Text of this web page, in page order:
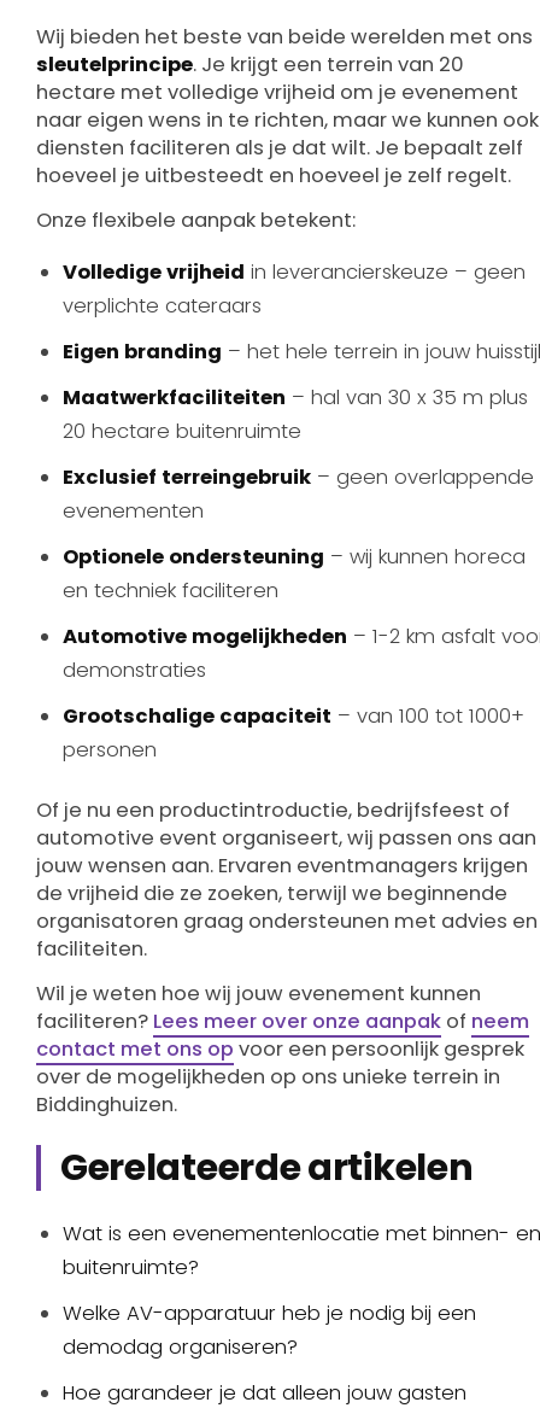
Wij bieden het beste van beide werelden met ons
sleutelprincipe. Je krijgt een terrein van 20
hectare met volledige vrijheid om je evenement
naar eigen wens in te richten, maar we kunnen ook
diensten faciliteren als je dat wilt. Je bepaalt zelf
hoeveel je uitbesteedt en hoeveel je zelf regelt.
Onze flexibele aanpak betekent:
Volledige vrijheid in leverancierskeuze – geen
verplichte cateraars
Eigen branding – het hele terrein in jouw huisstijl
Maatwerkfaciliteiten – hal van 30 x 35 m plus
20 hectare buitenruimte
Exclusief terreingebruik – geen overlappende
evenementen
Optionele ondersteuning – wij kunnen horeca
en techniek faciliteren
Automotive mogelijkheden – 1-2 km asfalt
demonstraties
Grootschalige capaciteit – van 100 tot 1000+
personen
Of je nu een productintroductie, bedrijfsfeest of
automotive event organiseert, wij passen ons aan
jouw wensen aan. Ervaren eventmanagers krijgen
de vrijheid die ze zoeken, terwijl we beginnende
organisatoren graag ondersteunen met advies en
faciliteiten.
Wil je weten hoe wij jouw evenement kunnen
faciliteren? Lees meer over onze aanpak of neem
contact met ons op voor een persoonlijk gesprek
over de mogelijkheden op ons unieke terrein in
Biddinghuizen.
Gerelateerde artikelen
Wat is een evenementenlocatie met binnen- en
buitenruimte?
Welke AV-apparatuur heb je nodig bij een
demodag organiseren?
Hoe garandeer je dat alleen jouw gasten